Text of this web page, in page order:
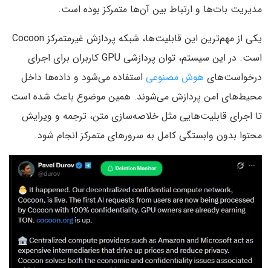
مدیریت بات‌ها و ارتباط بین آن‌ها متمرکز بوده است.
یکی از مهم‌ترین این قابلیت‌ها، شبکه پردازش غیرمتمرکز Cocoon
است. در این سیستم، توان پردازشی GPU کاربران برای اجرای
درخواست‌های هوش مصنوعی استفاده می‌شود و داده‌ها داخل
محیط‌های امن پردازش می‌شوند. همین موضوع باعث شده است
تا اجرای قابلیت‌هایی مثل خلاصه‌سازی متن، ترجمه و ویرایش
محتوا بدون وابستگی کامل به سرورهای متمرکز انجام شود.